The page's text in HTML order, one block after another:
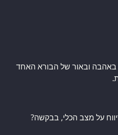
באהבה ובאור של הבורא האחד
על מצב הכלי, בבקשה?